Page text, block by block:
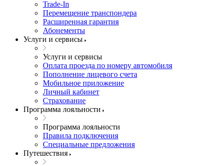
Trade-In
Перемещение транспондера
Расширенная гарантия
Абонементы
Услуги и сервисы
Услуги и сервисы
Оплата проезда по номеру автомобиля
Пополнение лицевого счета
Мобильное приложение
Личный кабинет
Страхование
Программа лояльности
Программа лояльности
Правила подключения
Специальные предложения
Путешествия